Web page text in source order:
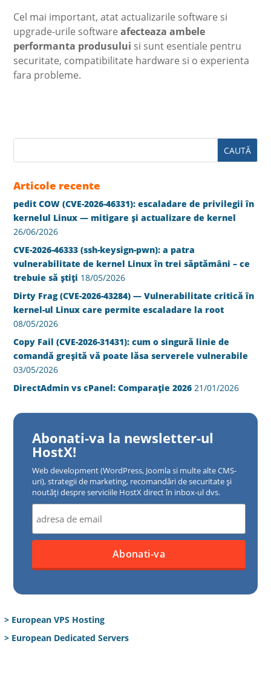
Cel mai important, atat actualizarile software si
upgrade-urile softwareafecteaza ambele
performanta produsului si sunt esentiale pentru
securitate, compatibilitate hardware si o experienta
fara probleme.
Articole recente
pedit COW (CVE-2026-46331): escaladare de privilegii în
kernelul Linux — mitigare și actualizare de kernel
26/06/2026
CVE-2026-46333 (ssh-keysign-pwn): a patra
vulnerabilitate de kernel Linux în trei săptămâni – ce
trebuie să știți 18/05/2026
Dirty Frag (CVE-2026-43284) — Vulnerabilitate critică în
kernel-ul Linux care permite escaladare la root
08/05/2026
Copy Fail (CVE-2026-31431): cum o singură linie de
comandă greșită vă poate lăsa serverele vulnerabile
03/05/2026
DirectAdmin vs cPanel: Comparație 2026 21/01/2026
Abonati-va la newsletter-ul
HostX!
Web development (WordPress, Joomla si multe alte CMS-
uri), strategii de marketing, recomandări de securitate și
noutăți despre serviciile HostX direct în inbox-ul dvs.
> European VPS Hosting
> European Dedicated Servers